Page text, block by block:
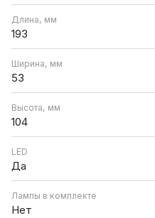
Длина, мм
193
Ширина, мм
53
Высота, мм
104
LED
Да
Лампы в комплекте
Нет